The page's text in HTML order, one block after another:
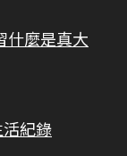
什麼是真大
活紀錄